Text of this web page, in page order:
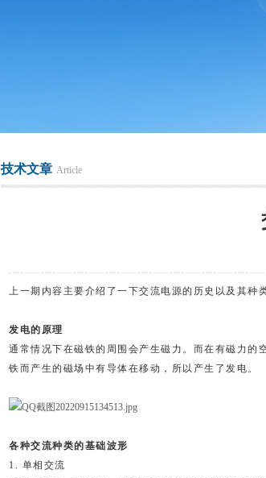
技术文章 Article
上一期内容主要介绍了一下交流电源的历史以及其种
发电的原理
通常情况下在磁铁的周围会产生磁力。而在有磁力的
铁而产生的磁场中有导体在移动，所以产生了发电。
各种交流种类的基础波形
1. 单相交流